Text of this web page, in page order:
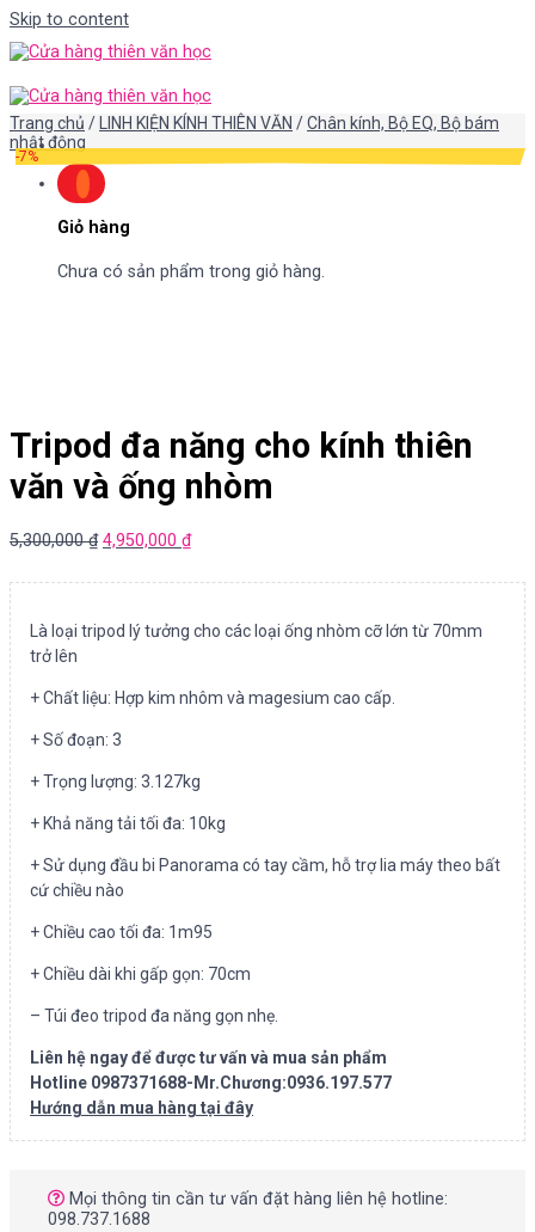
Skip to content
Giỏ hàng
Chưa có sản phẩm trong giỏ hàng.
Trang chủ / LINH KIỆN KÍNH THIÊN VĂN /Chân kính, Bộ EQ, Bộ bám
nhật động
-7%
Tripod đa năng cho kính thiên
văn và ống nhòm
5,300,000₫ 4,950,000 ₫
Là loại tripod lý tưởng cho các loại ống nhòm cỡ lớn từ 70mm
trở lên
+ Chất liệu: Hợp kim nhôm và magesium cao cấp.
+ Số đoạn: 3
+ Trọng lượng: 3.127kg
+ Khả năng tải tối đa: 10kg
+ Sử dụng đầu bi Panorama có tay cầm, hỗ trợ lia máy theo bất
cứ chiều nào
+ Chiều cao tối đa: 1m95
+ Chiều dài khi gấp gọn: 70cm
– Túi đeo tripod đa năng gọn nhẹ.
Liên hệ ngay để được tư vấn và mua sản phẩm
Hotline 0987371688-Mr.Chương:0936.197.577
Hướng dẫn mua hàng tại đây
Mọi thông tin cần tư vấn đặt hàng liên hệ hotline:
098.737.1688